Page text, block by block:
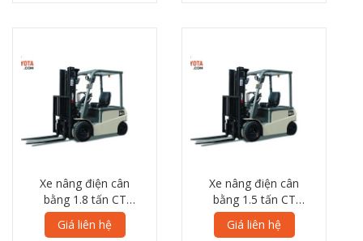
Xe nâng điện cân
bằng 1.8 tấn CT
Power TFB18 8L
Series
Giá liên hệ
Xe nâng điện cân
bằng 1.5 tấn CT
Power TFB15 8L
Series
Giá liên hệ